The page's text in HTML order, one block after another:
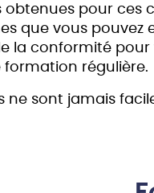
obtenues pour ces
que vous pouvez
la conformité pour
formation régulière.
ne sont jamais